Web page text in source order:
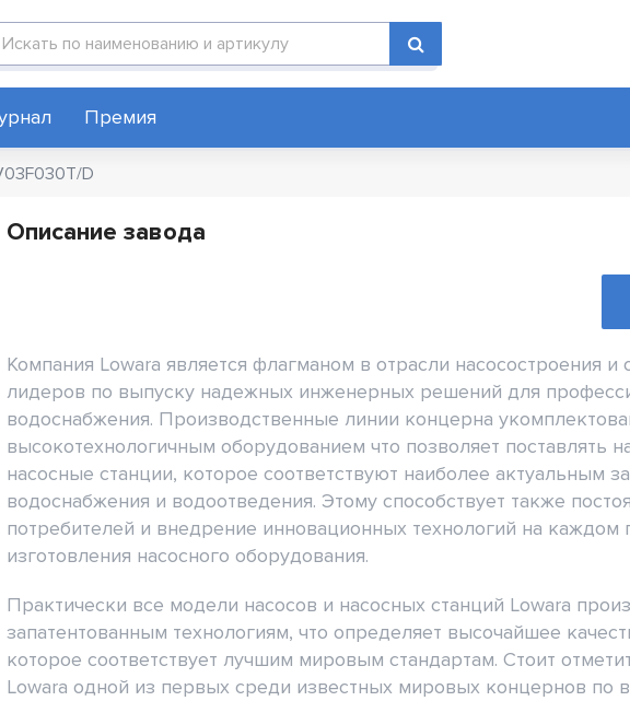
по каталогу
Премия
D
Описание завода
Компания Lowara является флагманом в отрасли насосостроения
лидеров по выпуску надежных инженерных решений для
водоснабжения. Производственные линии концерна
высокотехнологичным оборудованием что позволяет поставлять
насосные станции, которое соответствуют наиболее актуальным
водоснабжения и водоотведения. Этому способствует также
потребителей и внедрение инновационных технологий на каждом
изготовления насосного оборудования.
Практически все модели насосов и насосных станций Lowara
запатентованным технологиям, что определяет высочайшее
которое соответствует лучшим мировым стандартам. Стоит
Lowara одной из первых среди известных мировых концернов по